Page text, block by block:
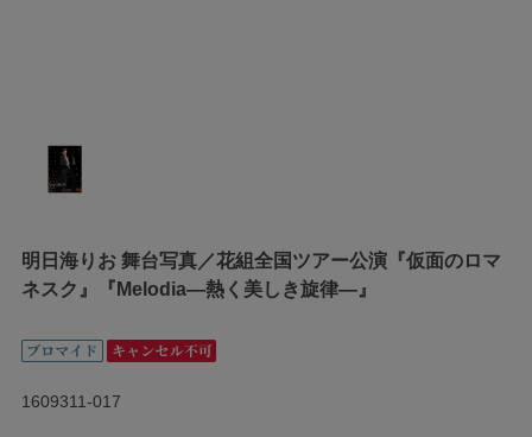
明日海りお 舞台写真／花組全国ツアー公演『仮面のロマ
ネスク』『Melodia―熱く美しき旋律―』
1609311-017